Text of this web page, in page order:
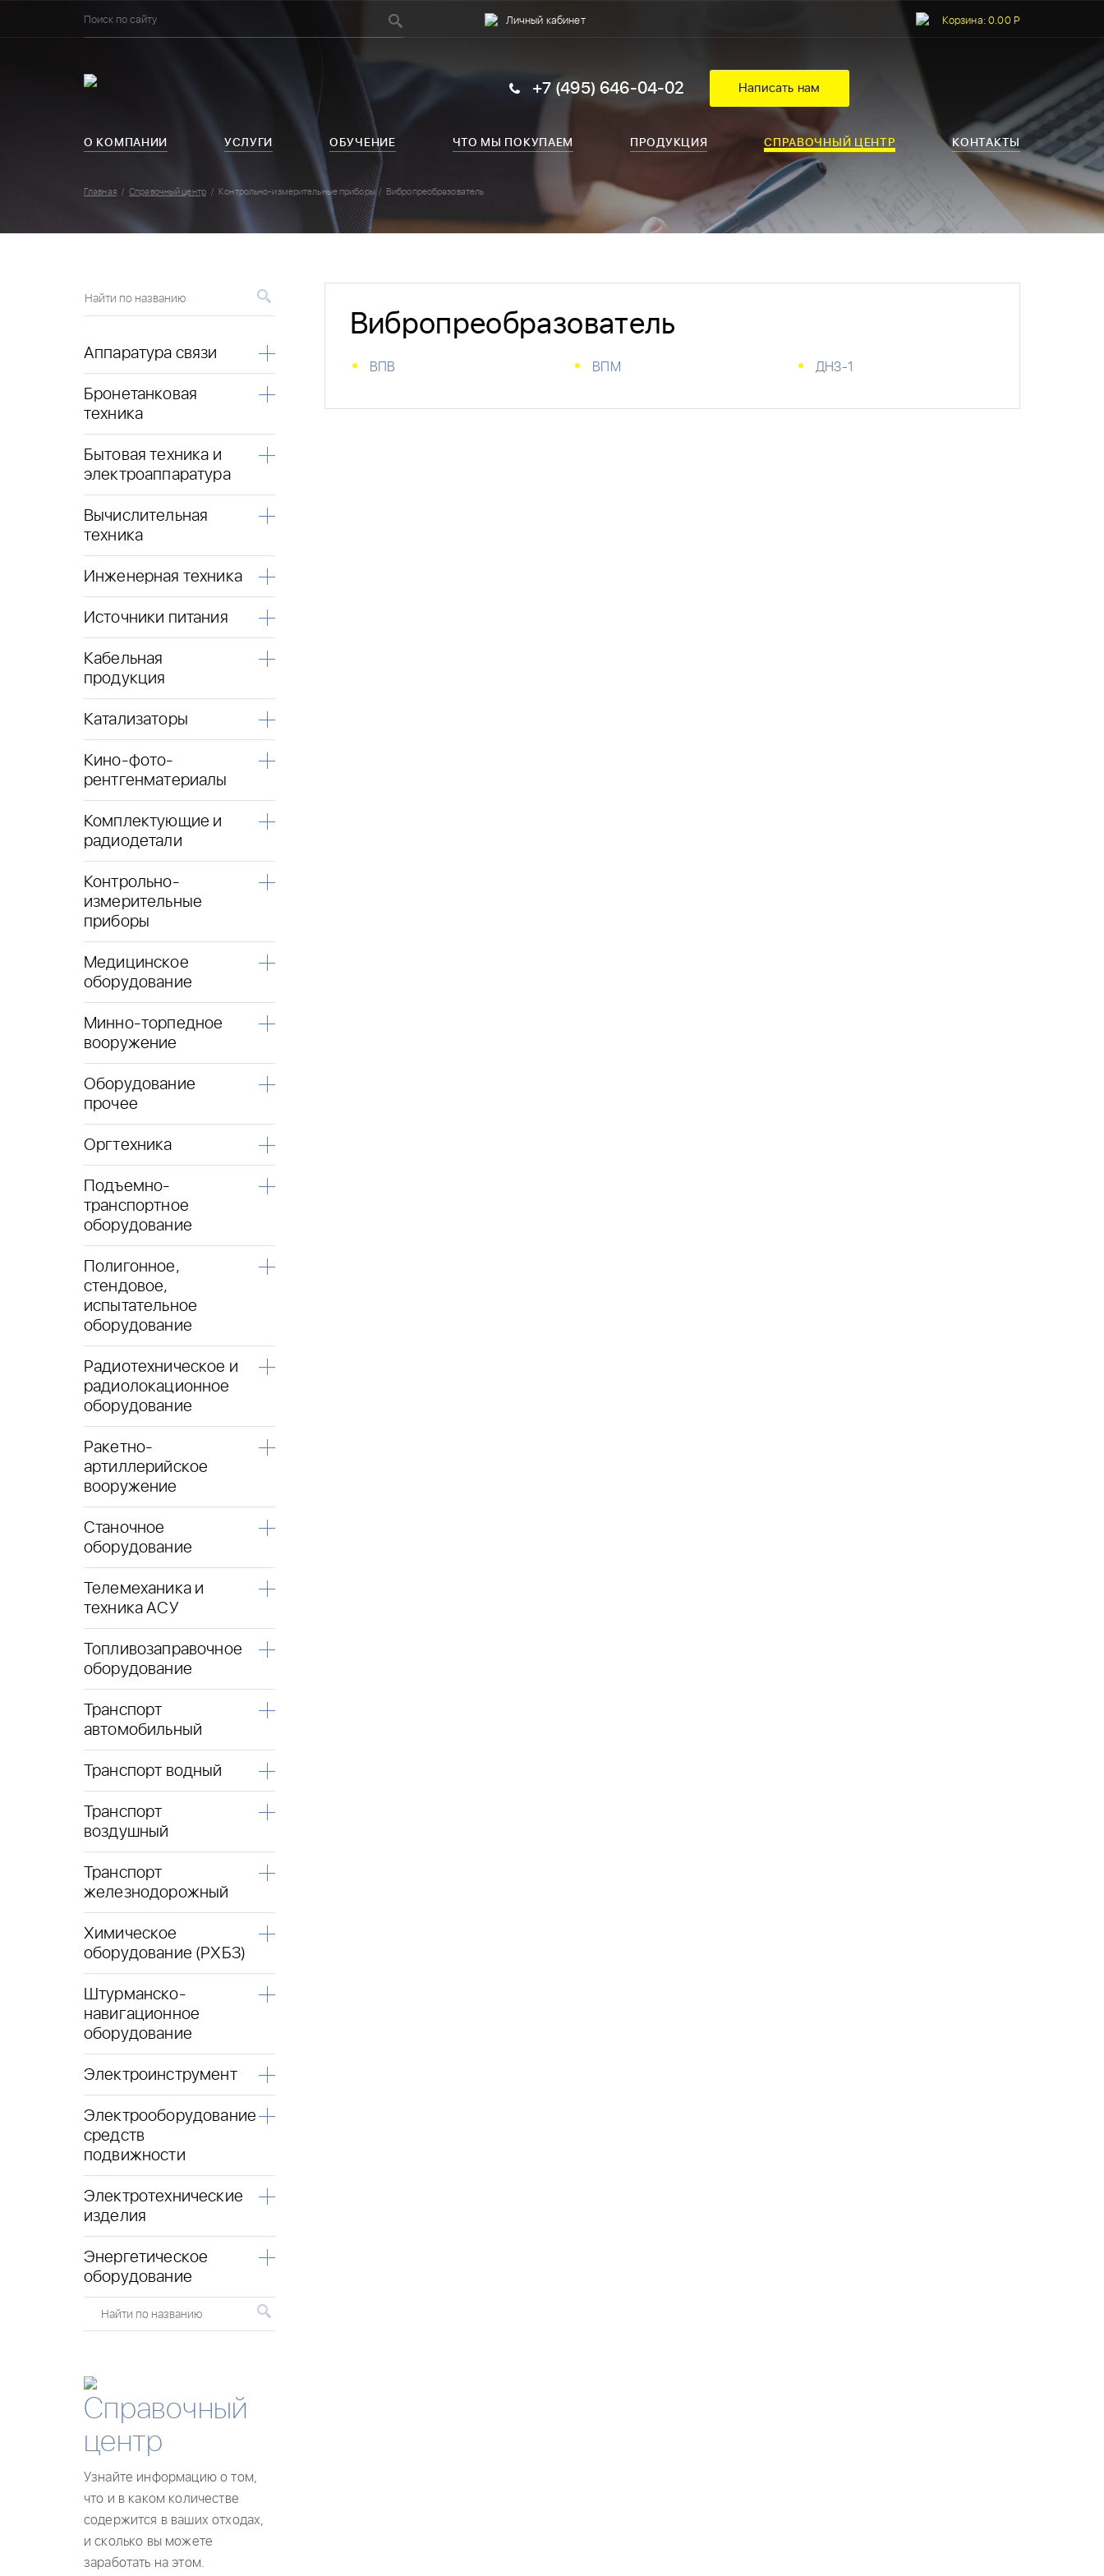
Личный кабинет Корзина: 0.00 Р
+7 (495) 646-04-02 Написать нам
О КОМПАНИИ УСЛУГИ ОБУЧЕНИЕ ЧТО МЫ ПОКУПАЕМ ПРОДУКЦИЯ СПРАВОЧНЫЙ ЦЕНТР КОНТАКТЫ
Главная Справочный центр Контрольно-измерительные приборы Вибропреобразователь
Найти по названию
Аппаратура связи
Бронетанковая
техника
Бытовая техника и
электроаппаратура
Вычислительная
техника
Инженерная техника
Источники питания
Кабельная
продукция
Катализаторы
Кино-фото-
рентгенматериалы
Комплектующие и
радиодетали
Контрольно-
измерительные
приборы
Медицинское
оборудование
Минно-торпедное
вооружение
Оборудование
прочее
Оргтехника
Подъемно-
транспортное
оборудование
Полигонное,
стендовое,
испытательное
оборудование
Радиотехническое и
радиолокационное
оборудование
Ракетно-
артиллерийское
вооружение
Станочное
оборудование
Телемеханика и
техника АСУ
Топливозаправочное
оборудование
Транспорт
автомобильный
Транспорт водный
Транспорт
воздушный
Транспорт
железнодорожный
Химическое
оборудование (РХБЗ)
Штурманско-
навигационное
оборудование
Электроинструмент
Электрооборудование
средств
подвижности
Электротехнические
изделия
Энергетическое
оборудование
Найти по названию
Справочный
центр
Узнайте информацию о том,
что и в каком количестве
содержится в ваших отходах,
и сколько вы можете
заработать на этом.
Вибропреобразователь
ВПВ ВПМ ДНЗ-1